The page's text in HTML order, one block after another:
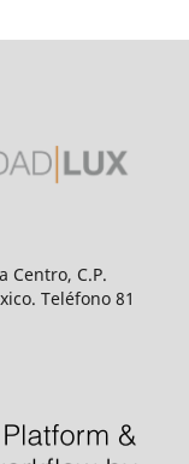
Centro, C.P.
Teléfono 81